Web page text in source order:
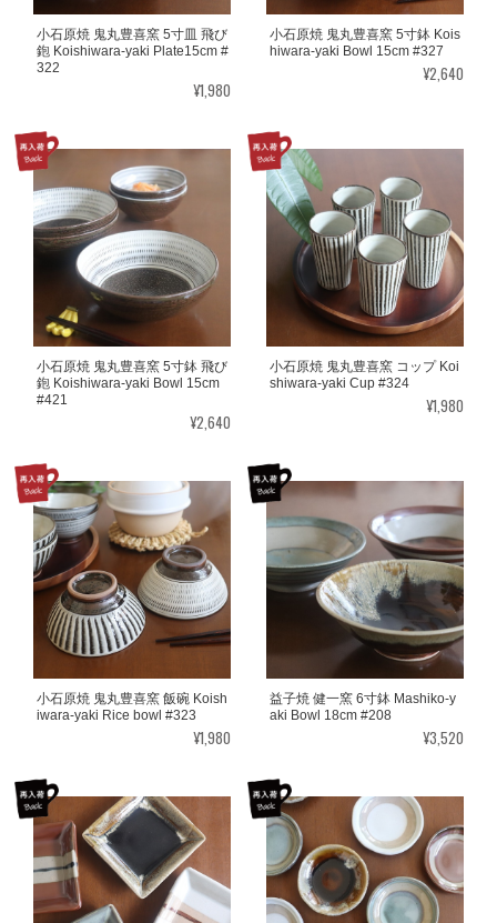
小石原焼 鬼丸豊喜窯 5寸皿 飛び
鉋 Koishiwara-yaki Plate15cm #
322
¥1,980
小石原焼 鬼丸豊喜窯 5寸鉢 Kois
hiwara-yaki Bowl 15cm #327
¥2,640
小石原焼 鬼丸豊喜窯 5寸鉢 飛び
鉋 Koishiwara-yaki Bowl 15cm
#421
¥2,640
小石原焼 鬼丸豊喜窯 コップ Koi
shiwara-yaki Cup #324
¥1,980
小石原焼 鬼丸豊喜窯 飯碗 Koish
iwara-yaki Rice bowl #323
¥1,980
益子焼 健一窯 6寸鉢 Mashiko-y
aki Bowl 18cm #208
¥3,520